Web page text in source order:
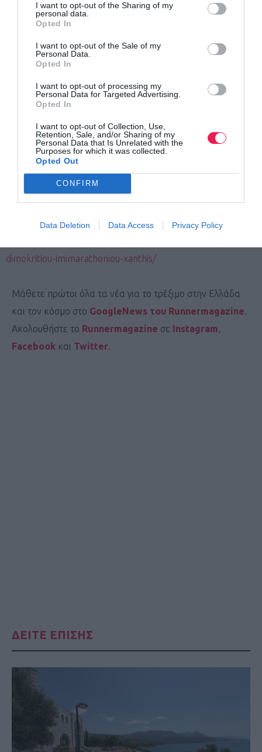
I want to opt-out of the Sharing of my
personal data.
Opted In
I want to opt-out of the Sale of my
Personal Data.
Opted In
I want to opt-out of processing my
Personal Data for Targeted Advertising.
Opted In
I want to opt-out of Collection, Use,
Retention, Sale, and/or Sharing of my
Personal Data that Is Unrelated with the
Purposes for which it was collected.
Opted Out
CONFIRM
Data Deletion Data Access Privacy Policy
democritushalfmarathon@gmail.com
Τηλέφωνα επικοινωνίας:
Γράκης Αλέξανδρος: 6971948825
Μιχαηλίδης Πολύβιος: 6983893483 (οικονομικά Θέματα)
Ο αγώνας διεξάγεται με την υποστήριξη της Ε.Α.Σ Σ.Ε.Γ.Α.Σ.
Αν. Μακεδονίας – Θράκης.
Ισχύουν οι κανονισμοί των επίσημων αγώνων IAAF όπως
προβλέπονται.
Δείτε την πλήρη προκήρυξη στο
dimokritiou-imimarathoniou-xanthis/
Μάθετε πρώτοι όλα τα νέα για το τρέξιμο στην Ελλάδα
και τον κόσμο στο GoogleNews του Runnermagazine.
Ακολουθήστε το Runnermagazine σε Instagram,
Facebook και Twitter.
ΔΕΙΤΕ ΕΠΙΣΗΣ